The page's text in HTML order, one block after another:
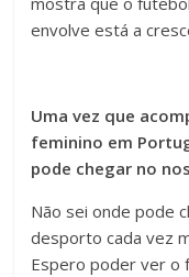
envolve está a
Uma vez que
feminino em
pode chegar no
Não sei onde pode
desporto cada vez
Espero poder ver o